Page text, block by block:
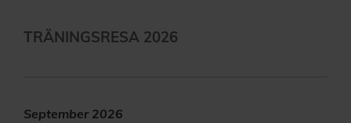
TRÄNINGSRESA 2026
September 2026